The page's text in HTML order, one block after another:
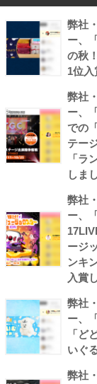
弊社
ー、
の秋
1位入
弊社
ー、
での
テー
「ラ
しま
弊社
ー、
ージ
ンキ
入賞
弊社
ー、
「ど
いぐ
弊社